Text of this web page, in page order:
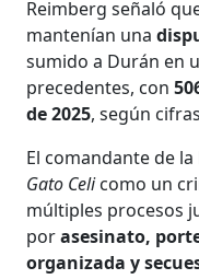
Reimberg señaló
mantenían una
sumido a Durán en
precedentes, con
de 2025, según
El comandante de la
Gato Celicomo un
múltiples procesos
porasesinato,
organizada y